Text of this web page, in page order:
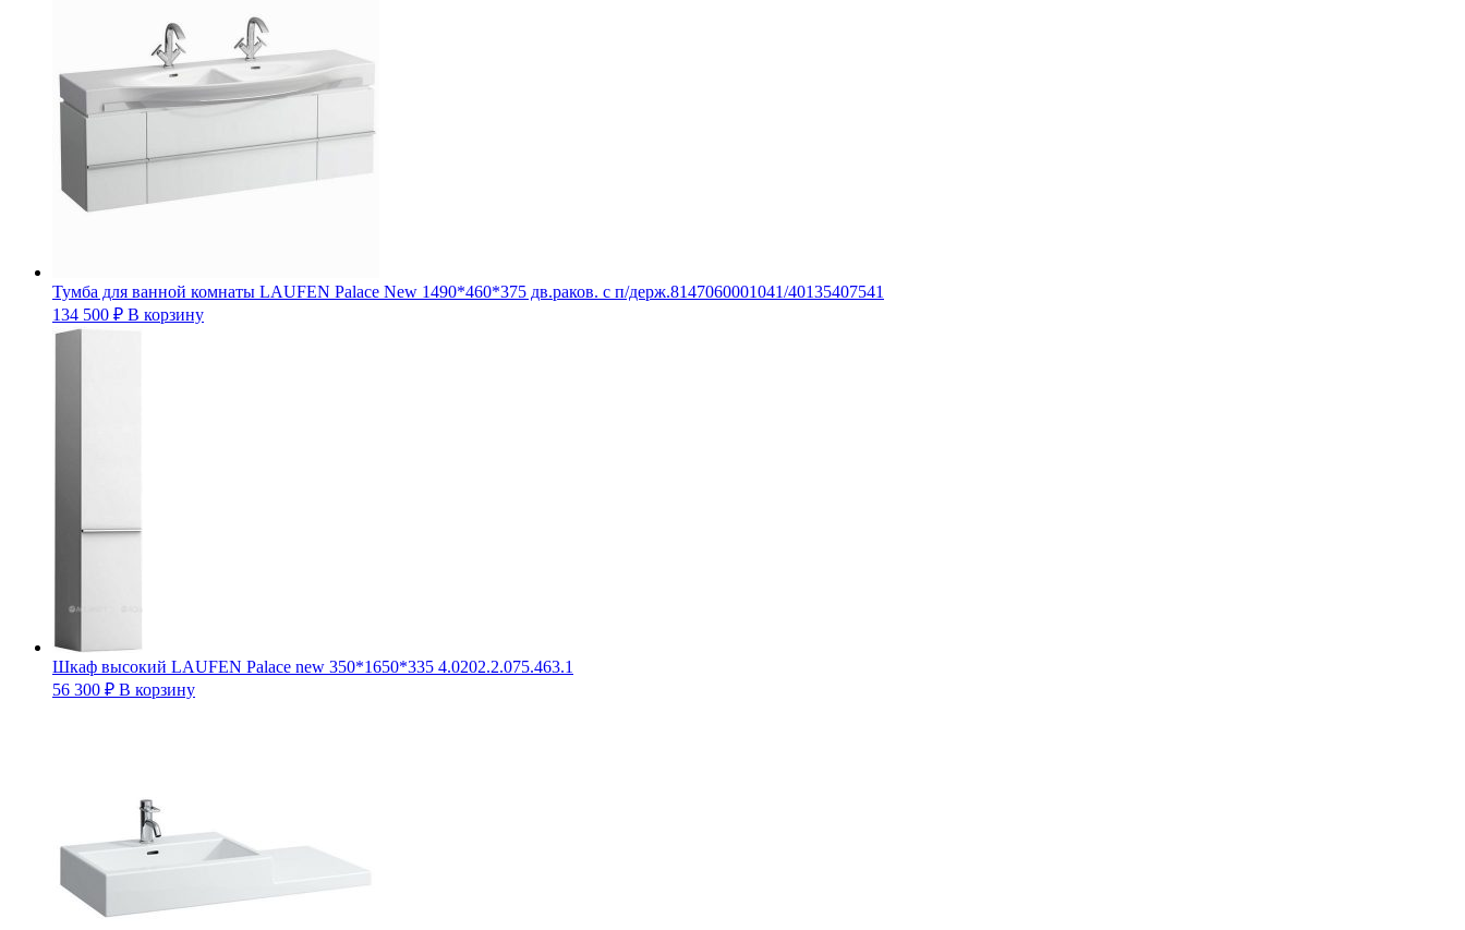
Тумба для ванной комнаты LAUFEN Palace New 1490*460*375 дв.раков. с п/держ.8147060001041/40135407541
134 500 ₽ В корзину
Шкаф высокий LAUFEN Palace new 350*1650*335 4.0202.2.075.463.1
56 300 ₽ В корзину